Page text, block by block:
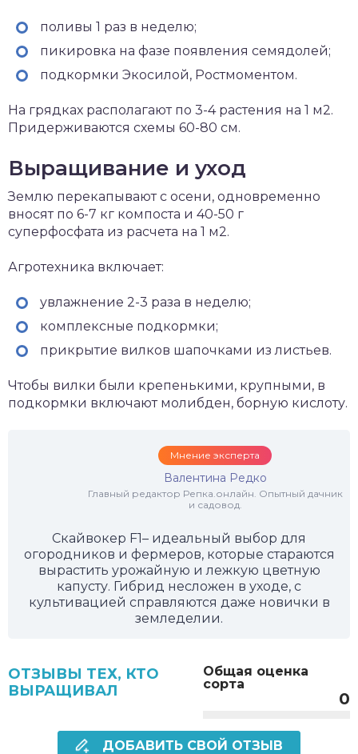
поливы 1 раз в неделю;
пикировка на фазе появления семядолей;
подкормки Экосилой, Ростмоментом.
На грядках располагают по 3-4 растения на 1 м2.
Придерживаются схемы 60-80 см.
Выращивание и уход
Землю перекапывают с осени, одновременно
вносят по 6-7 кг компоста и 40-50 г
суперфосфата из расчета на 1 м2.
Агротехника включает:
увлажнение 2-3 раза в неделю;
комплексные подкормки;
прикрытие вилков шапочками из листьев.
Чтобы вилки были крепенькими, крупными, в
подкормки включают молибден, борную кислоту.
Мнение эксперта
Валентина Редко
Главный редактор Репка.онлайн. Опытный дачник
и садовод.
Скайвокер F1– идеальный выбор для
огородников и фермеров, которые стараются
вырастить урожайную и лежкую цветную
капусту. Гибрид несложен в уходе, с
культивацией справляются даже новички в
земледелии.
Общая оценка
сорта
0
ОТЗЫВЫ ТЕХ, КТО
ВЫРАЩИВАЛ
ДОБАВИТЬ СВОЙ ОТЗЫВ